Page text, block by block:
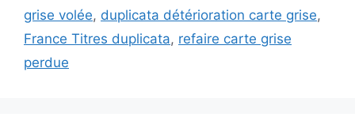
grise volée, duplicata détérioration carte grise,
France Titres duplicata, refaire carte grise
perdue